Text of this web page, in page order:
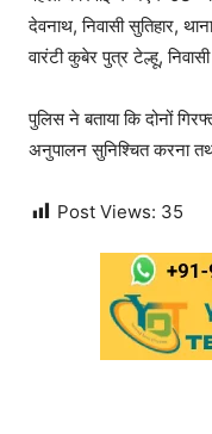
देवनाथ, निवासी सुतिहार,
वारंटी कुबेर पुत्र टेल्हू,
पुलिस ने बताया कि दोनों
अनुपालन सुनिश्चित करना
Post Views: 35